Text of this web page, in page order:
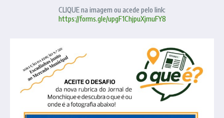
CLIQUE na imagem ou acede pelo link:
https://forms.gle/upgF1ChjpuXjmuFY8